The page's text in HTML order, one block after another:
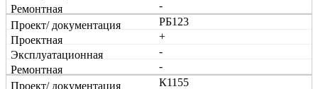
-
РБ123
+
-
-
К1155